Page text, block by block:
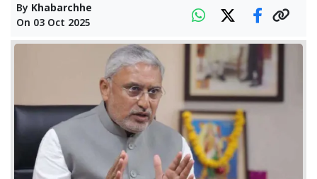
By Khabarchhe
On 03 Oct 2025